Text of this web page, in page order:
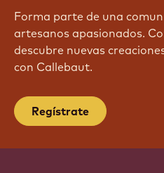
Forma parte de una
artesanos apasionados.
descubre nuevas
con Callebaut.
Regístrate